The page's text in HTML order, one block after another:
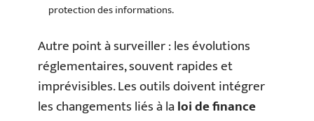
protection des informations.
Autre point à surveiller : les évolutions
réglementaires, souvent rapides et
imprévisibles. Les outils doivent intégrer
les changements liés à laloi de finance